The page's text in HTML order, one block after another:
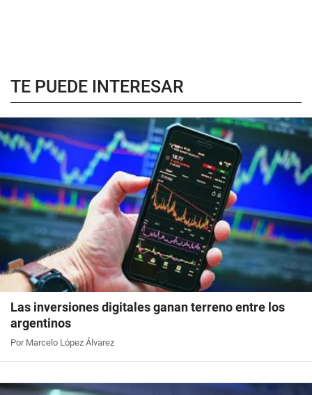
TE PUEDE INTERESAR
Las inversiones digitales ganan terreno entre los
argentinos
Por Marcelo López Álvarez